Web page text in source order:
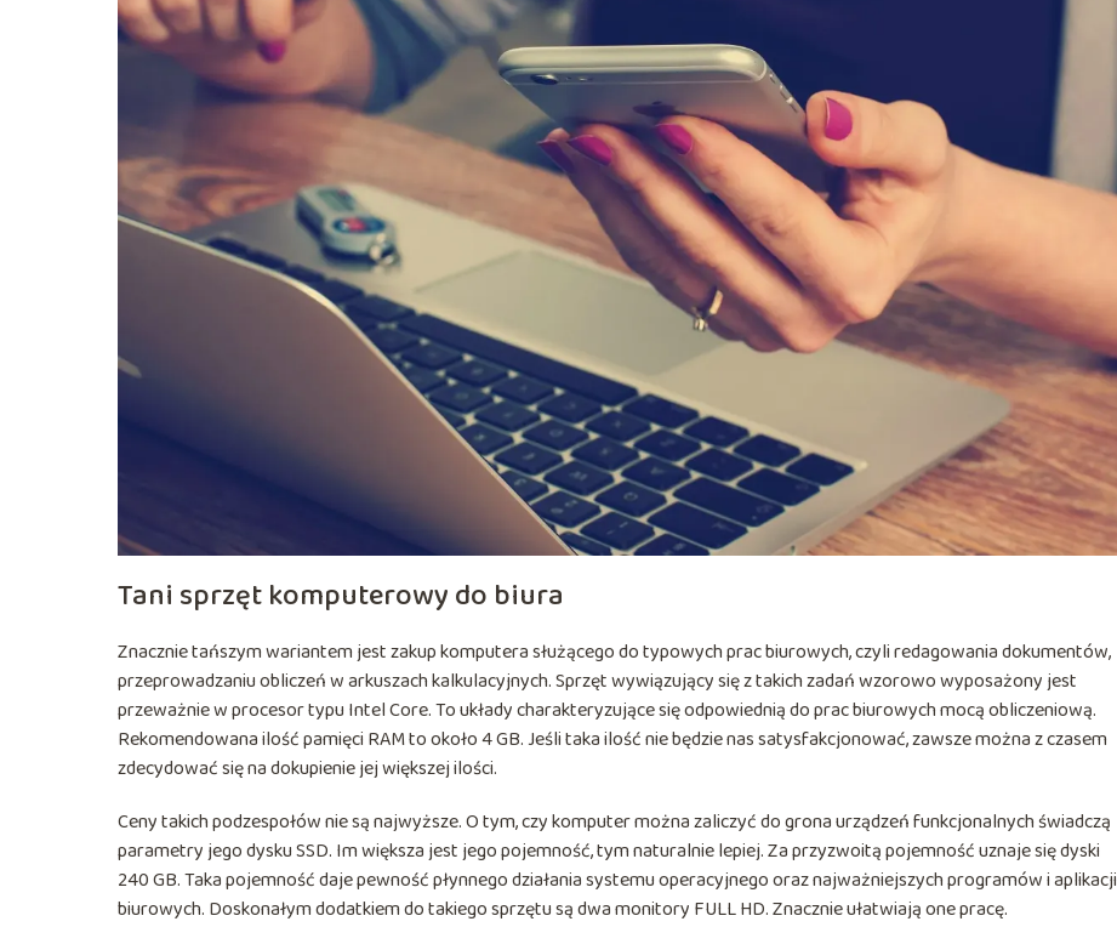
Tani sprzęt komputerowy do biura
Znacznie tańszym wariantem jest zakup komputera służącego do typowych prac biurowych, czyli redagowania dokumentów,
przeprowadzaniu obliczeń w arkuszach kalkulacyjnych. Sprzęt wywiązujący się z takich zadań wzorowo wyposażony jest
przeważnie w procesor typu Intel Core. To układy charakteryzujące się odpowiednią do prac biurowych mocą obliczeniową.
Rekomendowana ilość pamięci RAM to około 4 GB. Jeśli taka ilość nie będzie nas satysfakcjonować, zawsze można z czasem
zdecydować się na dokupienie jej większej ilości.
Ceny takich podzespołów nie są najwyższe. O tym, czy komputer można zaliczyć do grona urządzeń funkcjonalnych świadczą
parametry jego dysku SSD. Im większa jest jego pojemność, tym naturalnie lepiej. Za przyzwoitą pojemność uznaje się dyski
240 GB. Taka pojemność daje pewność płynnego działania systemu operacyjnego oraz najważniejszych programów i aplikacji
biurowych. Doskonałym dodatkiem do takiego sprzętu są dwa monitory FULL HD. Znacznie ułatwiają one pracę.